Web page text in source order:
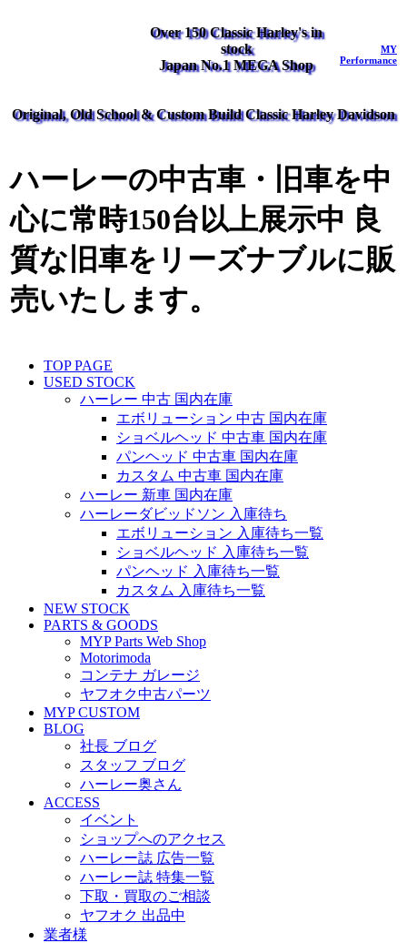
Over 150 Classic Harley's in
stock
Japan No.1 MEGA Shop
MY
Performance
Original, Old School & Custom Build Classic Harley Davidson
ハーレーの中古車・旧車を中
心に常時150台以上展示中 良
質な旧車をリーズナブルに販
売いたします。
TOP PAGE
USED STOCK
ハーレー 中古 国内在庫
エボリューション 中古 国内在庫
ショベルヘッド 中古車 国内在庫
パンヘッド 中古車 国内在庫
カスタム 中古車 国内在庫
ハーレー 新車 国内在庫
ハーレーダビッドソン 入庫待ち
エボリューション 入庫待ち一覧
ショベルヘッド 入庫待ち一覧
パンヘッド 入庫待ち一覧
カスタム 入庫待ち一覧
NEW STOCK
PARTS & GOODS
MYP Parts Web Shop
Motorimoda
コンテナ ガレージ
ヤフオク中古パーツ
MYP CUSTOM
BLOG
社長 ブログ
スタッフ ブログ
ハーレー奥さん
ACCESS
イベント
ショップへのアクセス
ハーレー誌 広告一覧
ハーレー誌 特集一覧
下取・買取のご相談
ヤフオク 出品中
業者様